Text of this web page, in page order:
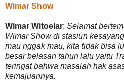
Wimar Show
Wimar Witoelar: Selamat
Wimar Show di stasiun
mau nggak mau, kita tidak bisa
besar belasan tahun lalu yaitu
teringat bahwa masalah hak
kemajuannya.